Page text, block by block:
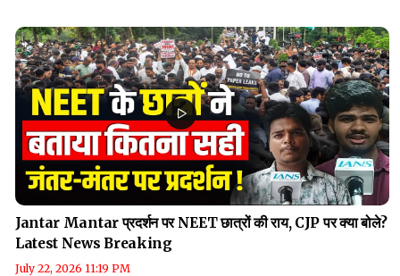
Jantar Mantar प्रदर्शन पर NEET छात्रों की राय, CJP पर क्या बोले?
Latest News Breaking
July 22, 2026 11:19 PM